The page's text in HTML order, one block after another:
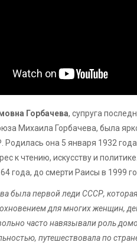
Горбачева, супруга
Михаила Горбачева, была
Родилась она 5 января 1932
к чтению, искусству и
года, до смерти Раисы в 1999
была первой леди СССР,
для многих женщин,
часто навязывали роль
путешествовала по